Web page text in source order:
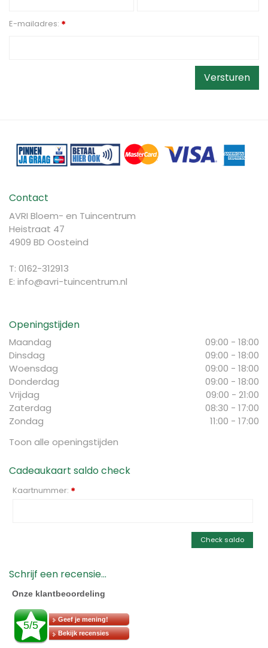
E-mailadres: *
Contact
AVRI Bloem- en Tuincentrum
Heistraat 47
4909 BD Oosteind
T: 0162-312913
E: info@avri-tuincentrum.nl
Openingstijden
Maandag
09:00 - 18:00
Dinsdag
09:00 - 18:00
Woensdag
09:00 - 18:00
Donderdag
09:00 - 18:00
Vrijdag
09:00 - 21:00
Zaterdag
08:30 - 17:00
Zondag
11:00 - 17:00
Toon alle openingstijden
Cadeaukaart saldo check
Kaartnummer: *
Check saldo
Schrijf een recensie...